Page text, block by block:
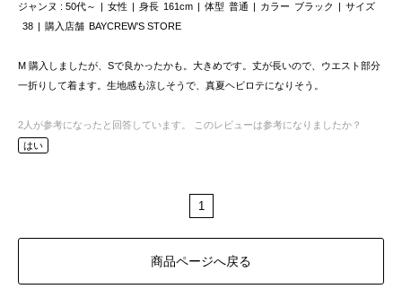
ジャンヌ 50代～ 女性 身長 161cm 体型 普通 カラー ブラック
サイズ
38
購入店舗 BAYCREW’S STORE
M 購入しましたが、Sで良かったかも。大きめです。丈が長いので、ウエスト部分
一折りして着ます。生地感も涼しそうで、真夏ヘビロテになりそう。
2 人が参考になったと回答しています。
このレビューは参考になりましたか？
はい
1
商品ページへ戻る